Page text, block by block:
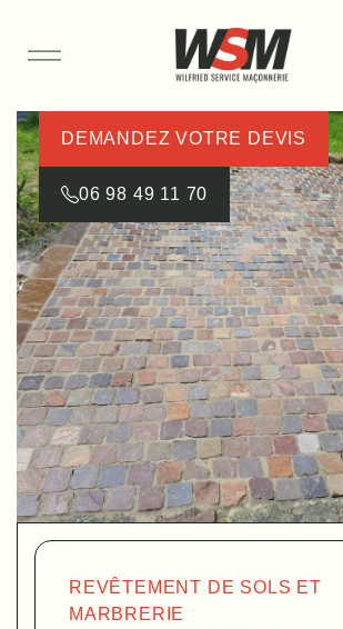
DEMANDEZ VOTRE DEVIS
06 98 49 11 70
REVÊTEMENT DE SOLS ET
MARBRERIE